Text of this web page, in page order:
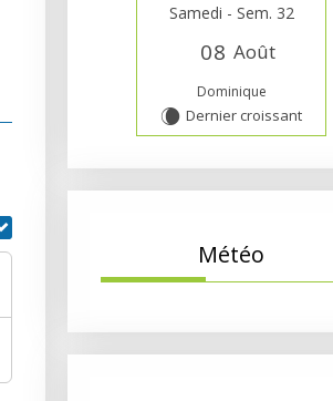
Samedi - Sem. 32
08 Août
Dominique
W Dernier croissant
Météo